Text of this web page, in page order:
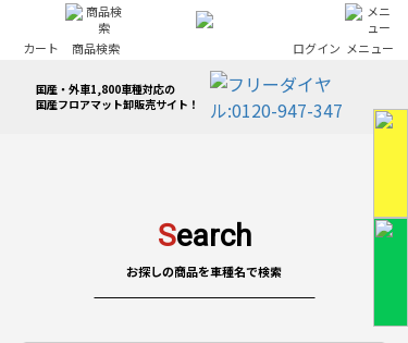
商品検索 ログイン
カート メニュー
国産・外車1,800車種対応の
国産フロアマット卸販売サイト！
Search
お探しの商品を車種名で検索